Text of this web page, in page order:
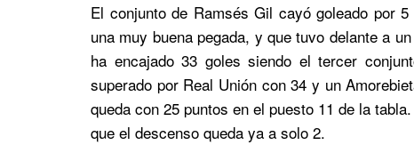
El conjunto de Ramsés Gil cayó goleado por
una muy buena pegada, y que tuvo delante a
ha encajado 33 goles siendo el tercer
superado por Real Unión con 34 y un
queda con 25 puntos en el puesto 11 de la
que el descenso queda ya a solo 2.